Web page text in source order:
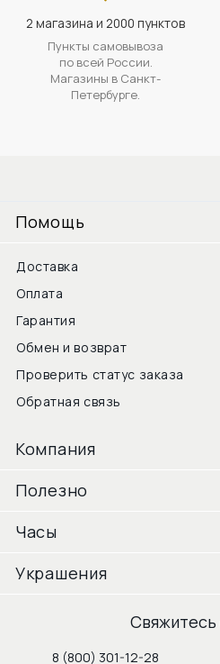
2 магазина и 2000 пунктов
Пункты самовывоза
по всей России.
Магазины в Санкт-
Петербурге.
Помощь
Доставка
Оплата
Гарантия
Обмен и возврат
Проверить статус заказа
Обратная связь
Компания
Полезно
Часы
Украшения
8 (800) 301-12-28